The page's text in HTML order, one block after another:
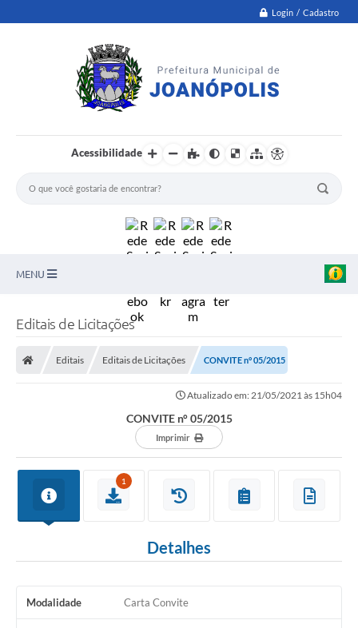
Login / Cadastro
Acessibilidade
MENU
Diário Oficial
Conselhos
Contratos
Editais de Licitações
Editais Editais de Licitações CONVITE n° 05/2015
Atualizado em: 21/05/2021 às 15h04
CONVITE n° 05/2015
Imprimir
1
Detalhes
Modalidade Carta Convite